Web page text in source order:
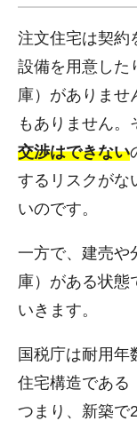
注文住宅は契約
設備を用意した
庫）がありませ
もありません。
交渉はできない
するリスクがな
いのです。
一方で、建売や
庫）がある状態
いきます。
国税庁は耐用年
住宅構造である
つまり、新築で